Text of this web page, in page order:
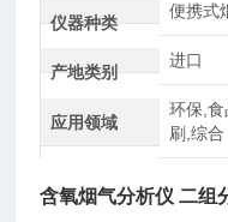
仪器种类
便携式
产地类别
进口
应用领域
环保,
刷,综合
含氧烟气分析仪 二组